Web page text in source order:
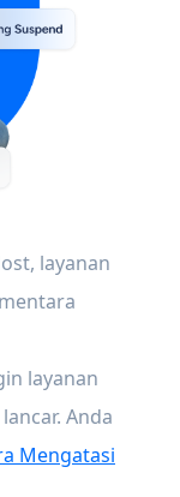
layanan
layanan
Anda
Mengatasi